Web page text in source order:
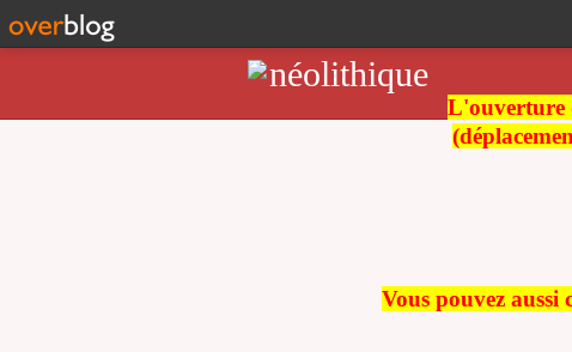
L'ouverture
Vous pouvez aussi